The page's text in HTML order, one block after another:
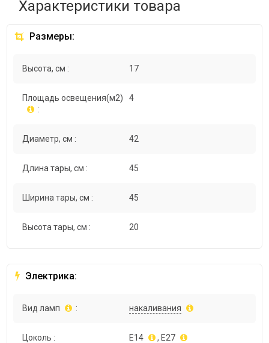
Характеристики товара
Размеры:
Высота, см : 17
Площадь освещения(м2)
:
4
Диаметр, см : 42
Длина тары, см : 45
Ширина тары, см : 45
Высота тары, см : 20
Электрика:
Вид ламп : накаливания
Цоколь : E14 , E27